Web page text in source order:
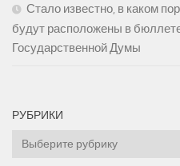
Стало известно, в каком
будут расположены в
Государственной Думы
РУБРИКИ
Рубрики